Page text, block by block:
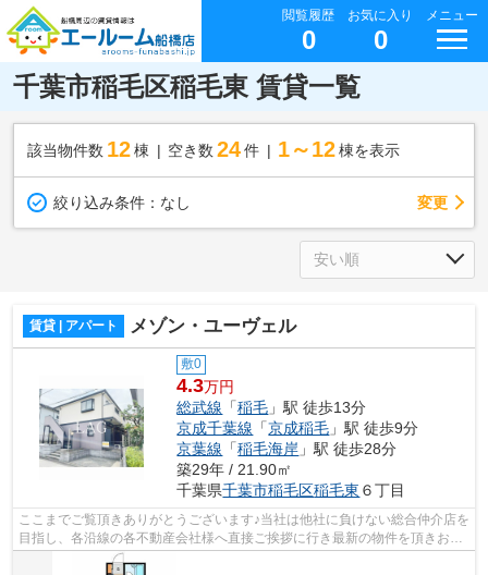
閲覧履歴
0
お気に入り
0
メニュー
千葉市稲毛区稲毛東 賃貸一覧
該当物件数 12棟 空き数 24 件 1～12 棟を表示
絞り込み条件： なし 変更
賃貸 | アパート メゾン・ユーヴェル
敷0
4.3万円
総武線 「稲毛 」駅 徒歩13分
京成千葉線 「京成稲毛 」駅 徒歩9分
京葉線 「稲毛海岸 」駅 徒歩28分
築29年 / 21.90㎡
千葉県千葉市稲毛区稲毛東 ６丁目
ここまでご覧頂きありがとうございます♪当社は他社に負けない総合仲介店を
目指し、各沿線の各不動産会社様へ直接ご挨拶に行き最新の物件を頂きお客
様へ提供しております！最新の情報は...